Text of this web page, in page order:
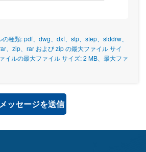
種類: pdf、dwg、dxf、stp、step、slddrw、
、zip、rar および zip の最大ファイル サイ
イルの最大ファイル サイズ: 2 MB、最大ファ
メッセージを送信